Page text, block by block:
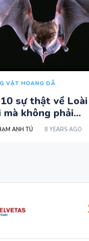
VẬT HOANG DÃ
10 sự thật về Loài
mà không phải...
ANH TÚ 8 YEARS AGO